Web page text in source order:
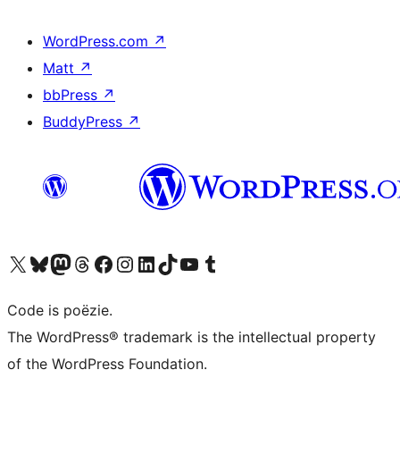
WordPress.com ↗
Matt ↗
bbPress ↗
BuddyPress ↗
Bezoek ons X (voorheen Twitter) account
Bezoek ons Bluesky account
Bezoek ons Mastodon account
Bezoek ons Threads account
Onze Facebook pagina bezoeken
Bezoek ons Instagram account
Bezoek ons LinkedIn account
Bezoek ons TikTok account
Bezoek ons YouTube kanaalBezoek ons Tumblr account
Code is poëzie.
The WordPress® trademark is the intellectual property
of the WordPress Foundation.